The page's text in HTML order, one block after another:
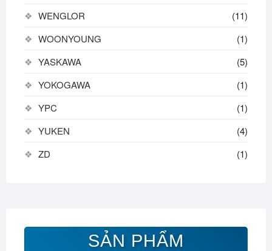
WENGLOR
(11)
WOONYOUNG
(1)
YASKAWA
(5)
YOKOGAWA
(1)
YPC
(1)
YUKEN
(4)
ZD
(1)
SẢN PHẨM